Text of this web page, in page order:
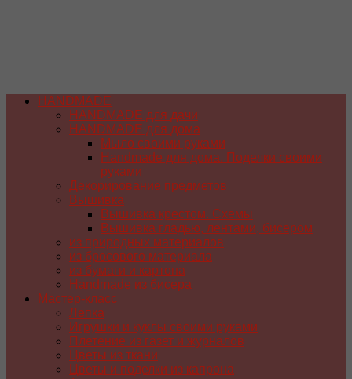
HANDMADE
HANDMADE для дачи
HANDMADE для дома
Мыло своими руками
Handmade для дома. Поделки своими
руками
Декорирование предметов
Вышивка
Вышивка крестом. Схемы
Вышивка гладью, лентами, бисером
из природных материалов
из бросового материала
из бумаги и картона
Handmade из бисера
Мастер-класс
Лепка
Игрушки и куклы своими руками
Плетение из газет и журналов
Цветы из ткани
Цветы и поделки из капрона